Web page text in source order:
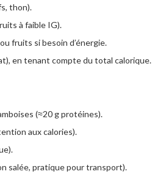
thon).
à faible IG).
fruits si besoin d’énergie.
en tenant compte du total calorique.
(≈20 g protéines).
aux calories).
salée, pratique pour transport).